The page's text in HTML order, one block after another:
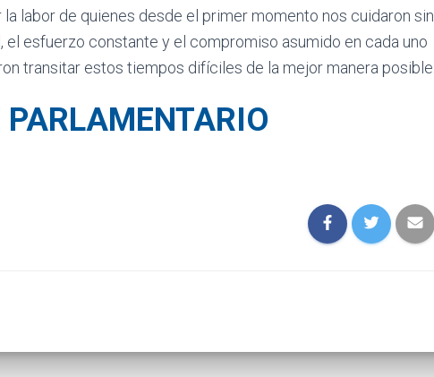
labor de quienes desde el primer momento nos cuidaron sin
esfuerzo constante y el compromiso asumido en cada uno
transitar estos tiempos difíciles de la mejor manera posible.